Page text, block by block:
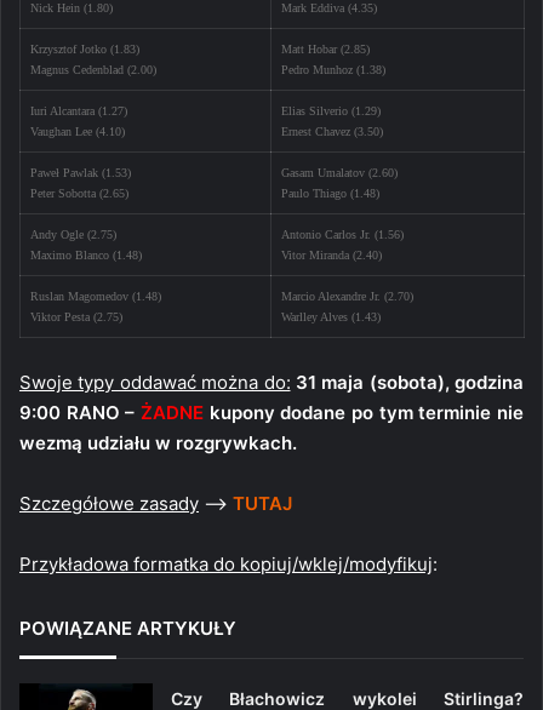
Nick Hein (1.80)
Mark Eddiva (4.35)
Krzysztof Jotko (1.83)
Magnus Cedenblad (2.00)
Matt Hobar (2.85)
Pedro Munhoz (1.38)
Iuri Alcantara (1.27)
Vaughan Lee (4.10)
Elias Silverio (1.29)
Ernest Chavez (3.50)
Paweł Pawlak (1.53)
Peter Sobotta (2.65)
Gasam Umalatov (2.60)
Paulo Thiago (1.48)
Andy Ogle (2.75)
Maximo Blanco (1.48)
Antonio Carlos Jr. (1.56)
Vitor Miranda (2.40)
Ruslan Magomedov (1.48)
Viktor Pesta (2.75)
Marcio Alexandre Jr. (2.70)
Warlley Alves (1.43)
Swoje typy oddawać można do: 31 maja (sobota), godzina
9:00 RANO – ŻADNE kupony dodane po tym terminie nie
wezmą udziału w rozgrywkach.
Szczegółowe zasady –> TUTAJ
Przykładowa formatka do kopiuj/wklej/modyfikuj:
POWIĄZANE ARTYKUŁY
Czy Błachowicz wykolei Stirlinga?